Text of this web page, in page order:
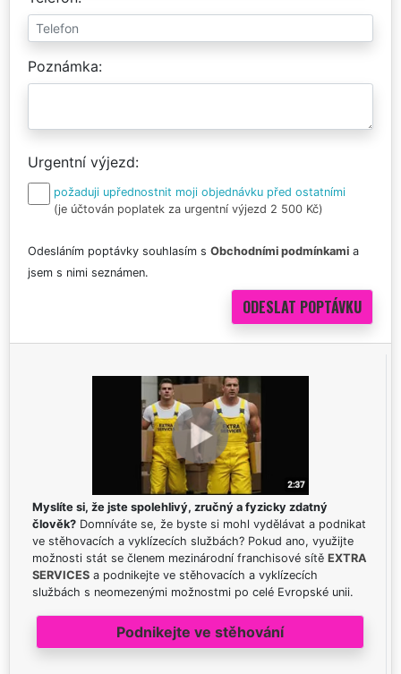
Poznámka
Urgentní výjezd
požaduji upřednostnit moji objednávku před ostatními
(je účtován poplatek za urgentní výjezd 2 500 Kč)
Odesláním poptávky souhlasím s Obchodními podmínkami a
jsem s nimi seznámen.
Myslíte si, že jste spolehlivý, zručný a fyzicky zdatný
člověk? Domníváte se, že byste si mohl vydělávat a podnikat
ve stěhovacích a vyklízecích službách? Pokud ano, využijte
možnosti stát se členem mezinárodní franchisové sítě EXTRA
SERVICES a podnikejte ve stěhovacích a vyklízecích
službách s neomezenými možnostmi po celé Evropské unii.
Podnikejte ve stěhování